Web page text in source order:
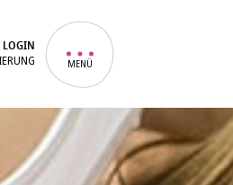
LOGIN
MENÜ